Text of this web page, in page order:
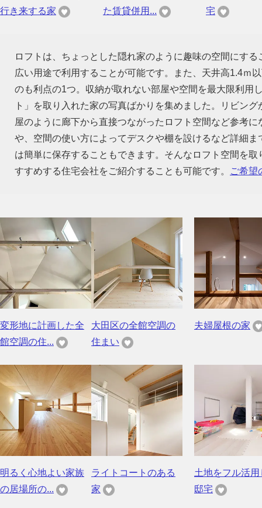
行き来する家
た賃貸併用...
宅
ロフトは、ちょっとした隠れ家のように趣味の空間にす
広い用途で利用することが可能です。また、天井高1.4ｍ
のも利点の1つ。収納が取れない部屋や空間を最大限利用
ト」を取り入れた家の写真ばかりを集めました。リビン
屋のように廊下から直接つながったロフト空間など参考
や、空間の使い方によってデスクや棚を設けるなど詳細
は簡単に保存することもできます。そんなロフト空間を
すすめする住宅会社をご紹介することも可能です。
ご希望
変形地に計画した全
館空調の住...
大田区の全館空調の
住まい
夫婦屋根の家
明るく心地よい家族
の居場所の...
ライトコートのある
家
土地をフル活用
邸宅